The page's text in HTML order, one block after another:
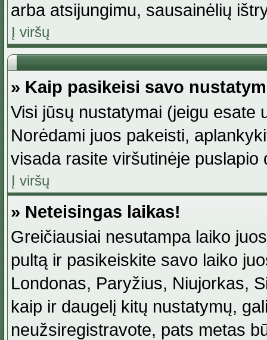
arba atsijungimu, sausainėlių
Į viršų
» Kaip pasikeisi savo
Visi jūsų nustatymai (jeigu esate
Norėdami juos pakeisti,
visada rasite viršutinėje
Į viršų
» Neteisingas laikas!
Greičiausiai nesutampa laiko
pultą ir pasikeiskite savo laiko
Londonas, Paryžius, Niujorkas,
kaip ir daugelį kitų nustatymų,
neužsiregistravote, pats metas